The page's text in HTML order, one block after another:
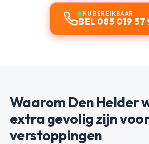
NU BEREIKBAAR
BEL 085 019 57
Waarom Den Helder
extra gevolig zijn
verstoppingen